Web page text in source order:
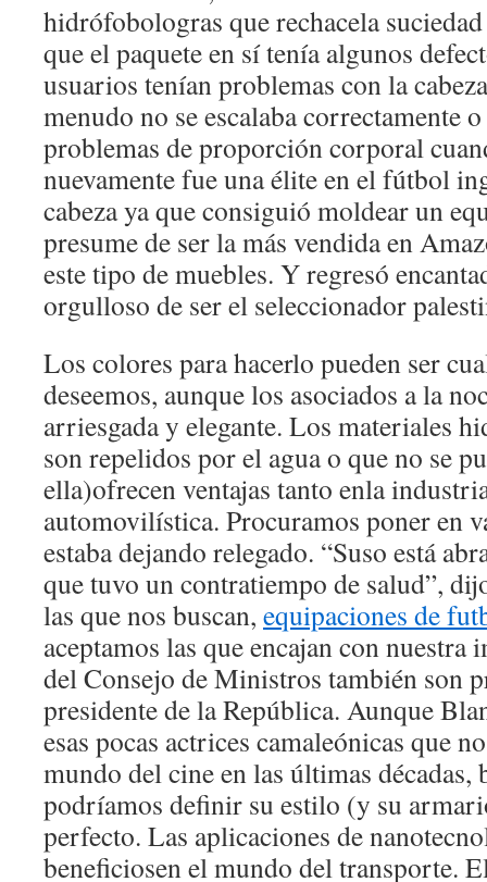
hidrófobologras que rechacela
que el paquete en sí tenía algunos
usuarios tenían problemas con la
menudo no se escalaba correctamente
problemas de proporción corporal
nuevamente fue una élite en el fútbol
cabeza ya que consiguió moldear un
presume de ser la más vendida en
este tipo de muebles. Y regresó
orgulloso de ser el seleccionador
Los colores para hacerlo pueden ser
deseemos, aunque los asociados a la
arriesgada y elegante. Los materiales
son repelidos por el agua o que no se
ella)ofrecen ventajas tanto enla
automovilística. Procuramos poner en
estaba dejando relegado. “Suso está
que tuvo un contratiempo de salud”,
las que nos buscan, equipaciones de
aceptamos las que encajan con nuestra
del Consejo de Ministros también son
presidente de la República. Aunque
esas pocas actrices camaleónicas que
mundo del cine en las últimas décadas,
podríamos definir su estilo (y su
perfecto. Las aplicaciones de
beneficiosen el mundo del transporte.